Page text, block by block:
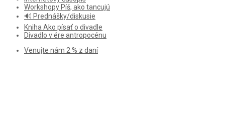
Workshopy Píš, ako tancujú
🔊 Prednášky/diskusie
Kniha Ako písať o divadle
Divadlo v ére antropocénu
Venujte nám 2 % z daní